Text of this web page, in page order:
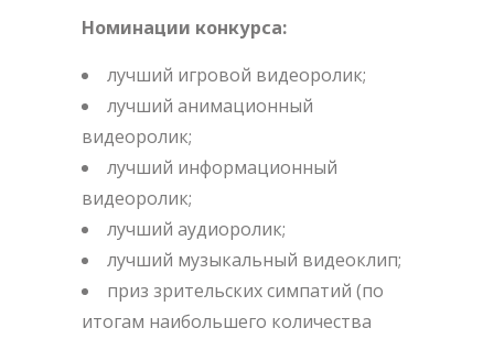
Номинации конкурса:
лучший игровой видеоролик;
лучший анимационный
видеоролик;
лучший информационный
видеоролик;
лучший аудиоролик;
лучший музыкальный видеоклип;
приз зрительских симпатий (по
итогам наибольшего количества